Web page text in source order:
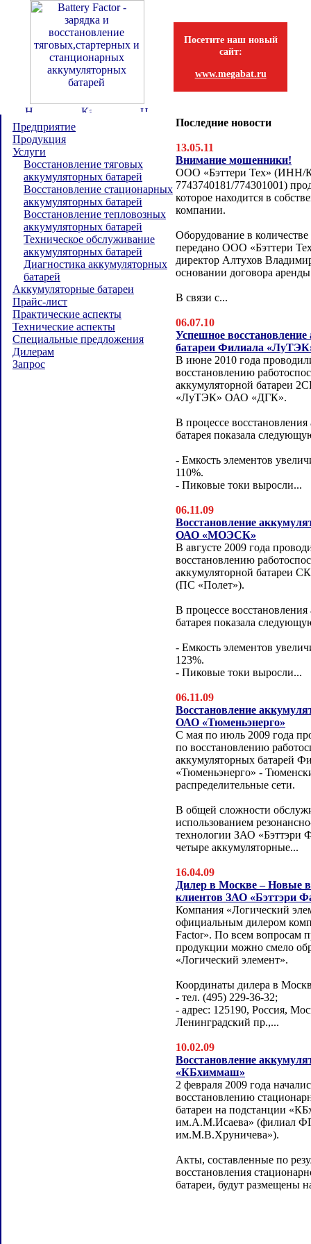
Посетите наш новый
сайт:
www.megabat.ru
Предприятие
Продукция
Услуги
Восстановление тяговых
аккумуляторных батарей
Восстановление стационарных
аккумуляторных батарей
Восстановление тепловозных
аккумуляторных батарей
Техническое обслуживание
аккумуляторных батарей
Диагностика аккумуляторных
батарей
Аккумуляторные батареи
Прайс-лист
Практические аспекты
Технические аспекты
Специальные предложения
Дилерам
Запрос
Последние новости
13.05.11
Внимание мошенники!
ООО «Бэттери Тех»
7743740181/774301001)
которое находится в
компании.
Оборудование в
передано ООО «Бэттери
директор Алтухов
основании договора
В связи с...
06.07.10
Успешное
батареи Филиала
В июне 2010 года
восстановлению
аккумуляторной батареи
«ЛуТЭК» ОАО «ДГК».
В процессе восстановления
батарея показала
- Емкость элементов
110%.
- Пиковые токи выросли...
06.11.09
Восстановление
ОАО «МОЭСК»
В августе 2009 года
восстановлению
аккумуляторной
(ПС «Полет»).
В процессе восстановления
батарея показала
- Емкость элементов
123%.
- Пиковые токи выросли...
06.11.09
Восстановление
ОАО «Тюменьэнерго»
С мая по июль 2009 года
по восстановлению
аккумуляторных батарей
«Тюменьэнерго» -
распределительные сети.
В общей сложности
использованием
технологии ЗАО «Бэттэри
четыре аккумуляторные...
16.04.09
Дилер в Москве – Новые
клиентов ЗАО «Бэттэри
Компания «Логический
официальным дилером
Factor». По всем вопросам
продукции можно смело
«Логический элемент».
Координаты дилера в
- тел. (495) 229-36-32;
- адрес: 125190, Россия,
Ленинградский пр.,...
10.02.09
Восстановление
«КБхиммаш»
2 февраля 2009 года
восстановлению
батареи на подстанции
им.А.М.Исаева» (филиал
им.М.В.Хруничева»).
Акты, составленные по
восстановления
батареи, будут размещены